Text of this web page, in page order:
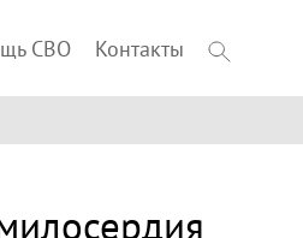
СВО Контакты